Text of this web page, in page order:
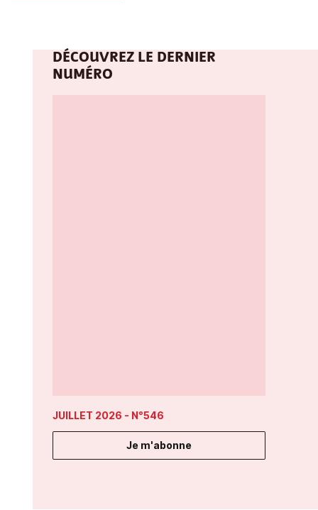
DÉCOUVREZ LE DERNIER
NUMÉRO
JUILLET 2026 - N°546
Je m'abonne